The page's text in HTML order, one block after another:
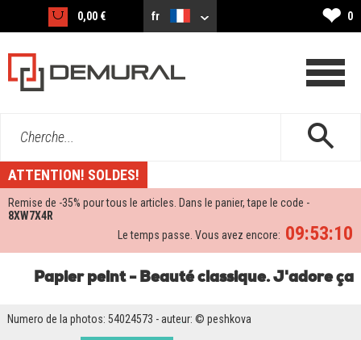
0,00 € fr ❤ 0
Cherche...
ATTENTION! SOLDES!
Remise de -35% pour tous le articles. Dans le panier, tape le code -
8XW7X4R
09:53:09
Le temps passe. Vous avez encore:
Papier peint - Beauté classique. J'adore ça
Numero de la photos: 54024573 - auteur: © peshkova